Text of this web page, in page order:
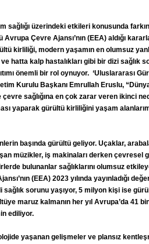
üzerindeki etkileri konusunda
Çevre Ajansı’nın (EEA) aldığı
kirliliği, modern yaşamın en olumsuz
hatta kalp hastalıkları gibi bir dizi sağlık
önemli bir rol oynuyor. ‘Uluslararası
Kurulu Başkanı Emrullah Eruslu,
sağlığına en çok zarar veren ikinci
yaparak gürültü kirliliğini yaşam
başında gürültü geliyor. Uçaklar,
müzikler, iş makinaları derken çevresel
bulunanlar sağlıklarını olumsuz
(EEA) 2023 yılında yayınladığı
sorunu yaşıyor, 5 milyon kişi ise
maruz kalmanın her yıl Avrupa’da 41
ediliyor.
yaşanan gelişmeler ve plansız